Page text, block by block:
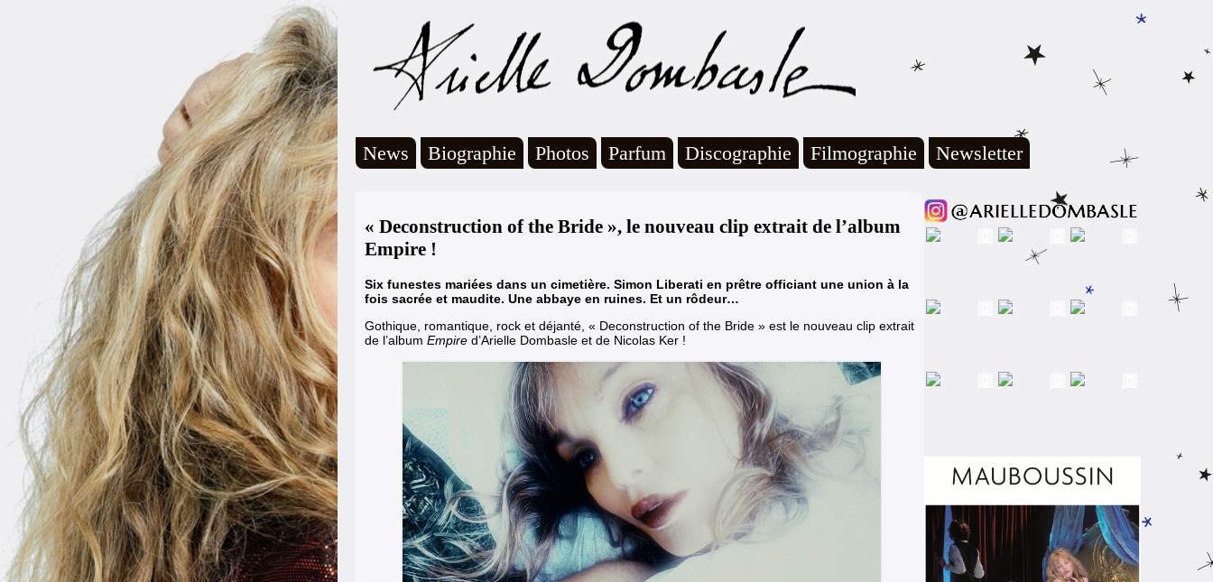
News Biographie Photos Parfum Discographie Filmographie Newsletter
« Deconstruction of the Bride », le nouveau clip extrait de l’album
Empire !
Six funestes mariées dans un cimetière. Simon Liberati en prêtre officiant une union à la
fois sacrée et maudite. Une abbaye en ruines. Et un rôdeur…
Gothique, romantique, rock et déjanté, « Deconstruction of the Bride » est le nouveau clip extrait
de l’album Empire d’Arielle Dombasle et de Nicolas Ker !